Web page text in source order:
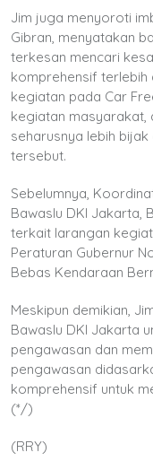
Jim juga menyoroti
Gibran, menyatakan
terkesan mencari
komprehensif terlebih
kegiatan pada Car
kegiatan masyarakat,
seharusnya lebih
tersebut.
Sebelumnya,
Bawaslu DKI Jakarta,
terkait larangan
Peraturan Gubernur
Bebas Kendaraan
Meskipun demikian,
Bawaslu DKI Jakarta
pengawasan dan
pengawasan
komprehensif untuk
(*/)
(RRY)